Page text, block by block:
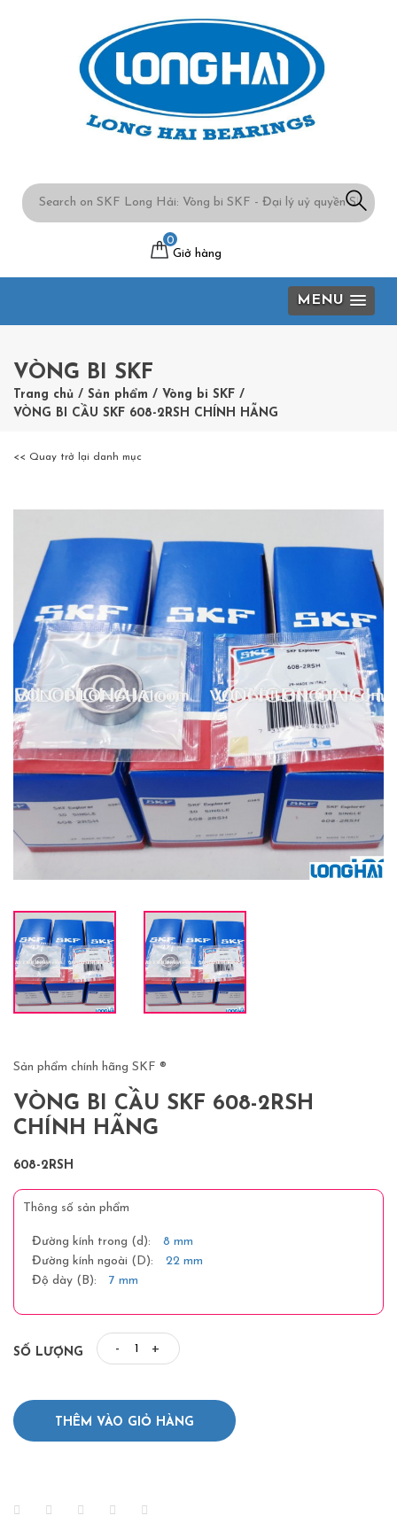
0
Giở hàng
MENU
VÒNG BI SKF
Trang chủ / Sản phẩm / Vòng bi SKF /
VÒNG BI CẦU SKF 608-2RSH CHÍNH HÃNG
<< Quay trở lại danh mục
Sản phẩm chính hãng SKF ®
VÒNG BI CẦU SKF 608-2RSH
CHÍNH HÃNG
608-2RSH
Thông số sản phẩm
Đường kính trong (d):
8 mm
Đường kính ngoài (D):
22 mm
Độ dày (B):
7 mm
SỐ LƯỢNG - +
THÊM VÀO GIỎ HÀNG